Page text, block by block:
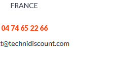
FRANCE
04 74 65 22 66